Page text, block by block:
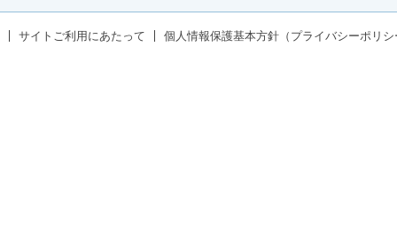
サイトご利用にあたって 個人情報保護基本方針（プライバシーポリシ